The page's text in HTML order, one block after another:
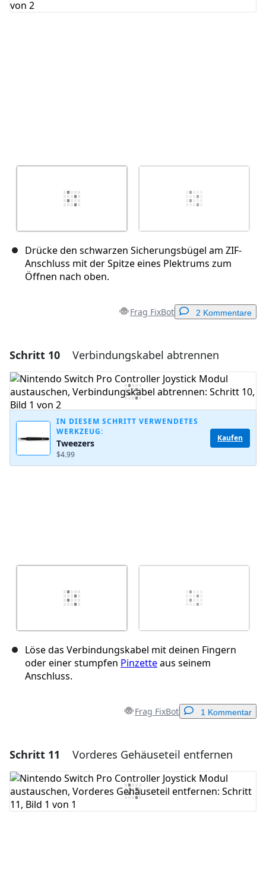
Drücke den schwarzen Sicherungsbügel am ZIF-
Anschluss mit der Spitze eines Plektrums zum
Öffnen nach oben.
Frag FixBot 2 Kommentare
Einen Kommentar hinzufügen
Kommentar hinzufügen
Kommentieren
Schritt 10 Verbindungskabel abtrennen
IN DIESEM SCHRITT VERWENDETES
WERKZEUG:
Tweezers
$4.99
Kaufen
Löse das Verbindungskabel mit deinen Fingern
oder einer stumpfen Pinzetteaus seinem
Anschluss.
Frag FixBot 1 Kommentar
Einen Kommentar hinzufügen
Kommentar hinzufügen
Schritt 11 Vorderes Gehäuseteil entfernen